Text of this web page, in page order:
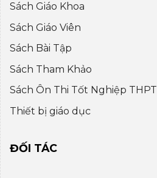
Sách Giáo Khoa
Sách Giáo Viên
Sách Bài Tập
Sách Tham Khảo
Sách Ôn Thi Tốt Nghiệp THPT
Thiết bị giáo dục
ĐỐI TÁC